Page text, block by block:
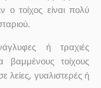
τοίχος είναι πολύ
ή τραχιές
τοίχους
λείες, γυαλιστερές ή